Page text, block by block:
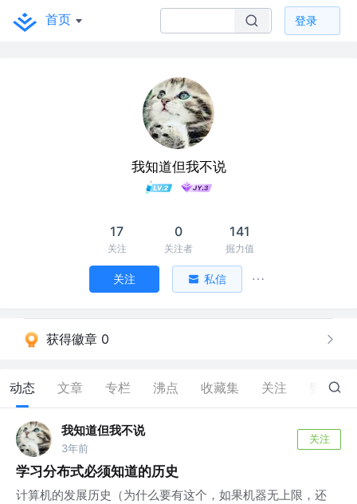
首页 登录
我知道但我不说
17
关注
0
关注者
141
掘力值
关注 私信
获得徽章 0
动态 文章 专栏 沸点 收藏集 关注 1
我知道但我不说
3年前
关注
学习分布式必须知道的历史
计算机的发展历史（为什么要有这个，如果机器无上限，还